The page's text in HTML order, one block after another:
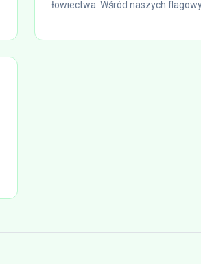
łowiectwa. Wśród naszych